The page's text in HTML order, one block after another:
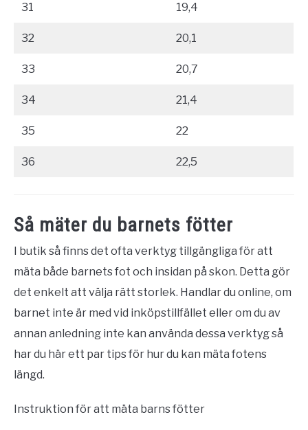
31 19,4
32 20,1
33 20,7
34 21,4
35 22
36 22,5
Så mäter du barnets fötter
I butik så finns det ofta verktyg tillgängliga för att
mäta både barnets fot och insidan på skon. Detta gör
det enkelt att välja rätt storlek. Handlar du online, om
barnet inte är med vid inköpstillfället eller om du av
annan anledning inte kan använda dessa verktyg så
har du här ett par tips för hur du kan mäta fotens
längd.
Instruktion för att mäta barns fötter